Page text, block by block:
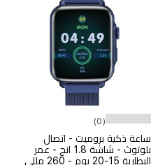
(0)
ساعة ذكية بروميت - اتصال
بلوتوث - شاشة 1.8 انج - عمر
البطارية 15-20 يوم - 260 مللي